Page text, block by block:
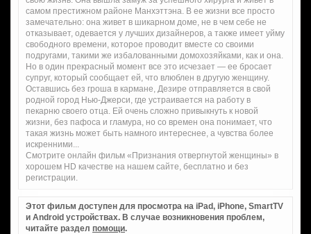
самом престижном районе Манхэттэна. В ее жизни все просто
замечательно: она живет в шикарном доме, не в чем себе не
отказывает, одевается у лучших дизайнеров, а также имеет уйму
свободного времени, которое проводит вместе со своими
подругами, такими же избалованными домохозяйками, как и она.
Но в один прекрасный момент все это исчезает — ее бросает
супруг, который сообщает ей, что влюблен в другую женщину.
Оставшись без гроша в кармане, Дезире отправляется в свой
родной город Нью-Джерси, где устраивается на работу в
пекарню своего отца. Ей очень сложно привыкнуть к новой
жизни, без пафоса и гламура, но со времен она понимает, что
такая жизнь может быть намного интереснее, а чувства более
искренними...
Смотрите онлайн фильм «Признания отвергнутой женщины» в
хорошем HD качестве на нашем сайте, бесплатно и без
регистрации.
Этот фильм доступен для просмотра на iPad, iPhone, SmartTV
и Android устройствах. В случае возникновения проблем,
читайте раздел помощи.